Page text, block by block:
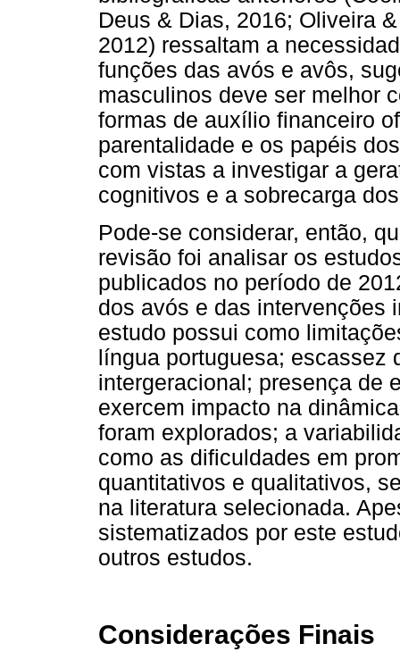
Deus & Dias, 2016; Oliveira
2012) ressaltam a
funções das avós e avôs,
masculinos deve ser melhor
formas de auxílio financeiro
parentalidade e os papéis
com vistas a investigar a
cognitivos e a sobrecarga
Pode-se considerar, então,
revisão foi analisar os
publicados no período de
dos avós e das intervenções
estudo possui como
língua portuguesa; escassez
intergeracional; presença de
exercem impacto na
foram explorados; a
como as dificuldades em
quantitativos e qualitativos,
na literatura selecionada.
sistematizados por este
outros estudos.
Considerações Finais